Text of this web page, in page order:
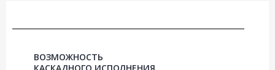
ВОЗМОЖНОСТЬ